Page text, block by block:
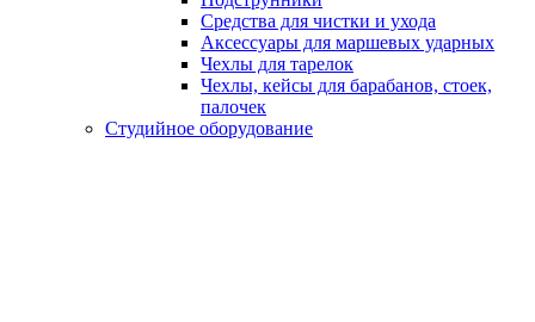
Средства для чистки и ухода
Аксессуары для маршевых ударных
Чехлы для тарелок
Чехлы, кейсы для барабанов, стоек,
палочек
Студийное оборудование